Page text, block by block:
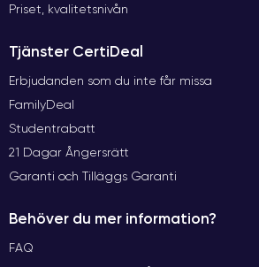
Priset, kvalitetsnivån
Tjänster CertiDeal
Erbjudanden som du inte får missa
FamilyDeal
Studentrabatt
21 Dagar Ångersrätt
Garanti och Tilläggs Garanti
Behöver du mer information?
FAQ